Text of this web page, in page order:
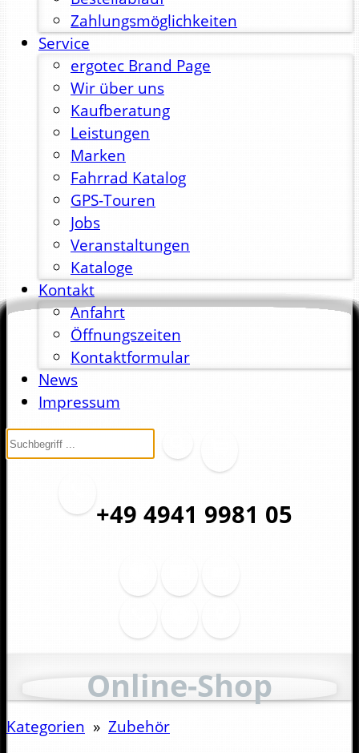
Zahlungsmöglichkeiten
Service
ergotec Brand Page
Wir über uns
Kaufberatung
Leistungen
Marken
Fahrrad Katalog
GPS-Touren
Jobs
Veranstaltungen
Kataloge
Kontakt
Anfahrt
Öffnungszeiten
Kontaktformular
News
Impressum
+49 4941 9981 05
Online-Shop
Kategorien » Zubehör